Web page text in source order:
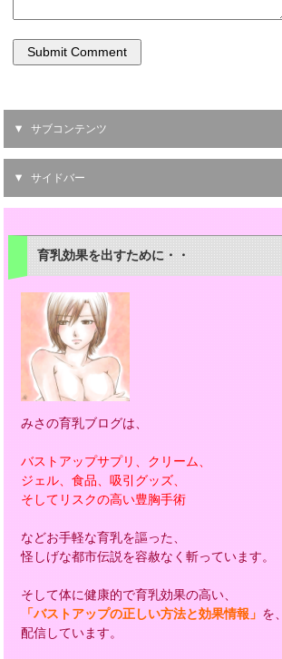
サブコンテンツ
サイドバー
育乳効果を出すために・・
みさの育乳ブログは、
バストアップサプリ、クリーム、
ジェル、食品、吸引グッズ、
そしてリスクの高い豊胸手術
などお手軽な育乳を謳った、
怪しげな都市伝説を容赦なく斬っています。
そして体に健康的で育乳効果の高い、
「バストアップの正しい方法と効果情報」 を、
配信しています。